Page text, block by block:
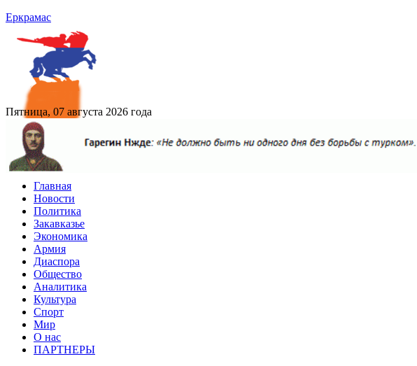
Еркрамас
Пятница, 07 августа 2026 года
Главная
Новости
Политика
Закавказье
Экономика
Армия
Диаспора
Общество
Аналитика
Культура
Спорт
Мир
О нас
ПАРТНЕРЫ